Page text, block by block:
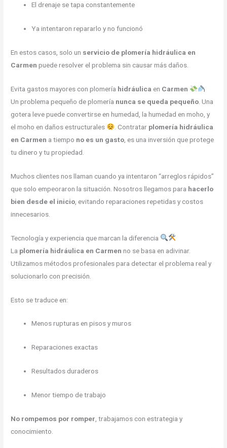
El drenaje se tapa constantemente
Ya intentaron repararlo y no funcionó
En estos casos, solo un servicio de plomería hidráulica en
Carmenpuede resolver el problema sin causar más daños.
Evita gastos mayores con plomería hidráulica en Carmen
Un problema pequeño de plomería nunca se queda pequeño . Una
gotera leve puede convertirse en humedad, la humedad en moho, y
el moho en daños estructurales
. Contratar plomería hidráulica
en Carmen a tiempo no es un gasto , es una inversión que protege
tu dinero y tu propiedad.
Muchos clientes nos llaman cuando ya intentaron “arreglos rápidos”
que solo empeoraron la situación. Nosotros llegamos para hacerlo
bien desde el inicio , evitando reparaciones repetidas y costos
innecesarios.
Tecnología y experiencia que marcan la diferencia
La plomería hidráulica en Carmenno se basa en adivinar.
Utilizamos métodos profesionales para detectar el problema real y
solucionarlo con precisión.
Esto se traduce en:
Menos rupturas en pisos y muros
Reparaciones exactas
Resultados duraderos
Menor tiempo de trabajo
No rompemos por romper , trabajamos con estrategia y
conocimiento.